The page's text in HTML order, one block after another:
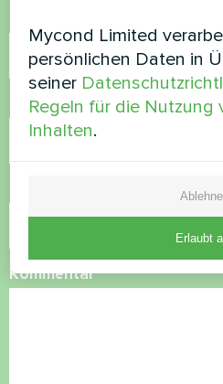
Rufnummer
Kommentar
Mycond Limited
persönlichen Daten in
seiner
Regeln für die Nutzung
Inhalten.
Erlaubt